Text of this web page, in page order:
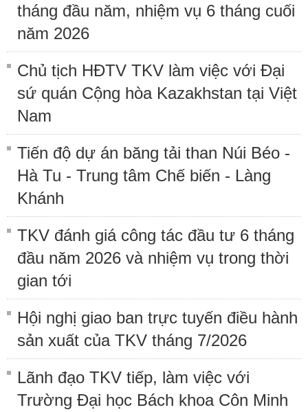
tháng đầu năm, nhiệm vụ 6 tháng cuối
năm 2026
Chủ tịch HĐTV TKV làm việc với Đại
sứ quán Cộng hòa Kazakhstan tại Việt
Nam
Tiến độ dự án băng tải than Núi Béo -
Hà Tu - Trung tâm Chế biến - Làng
Khánh
TKV đánh giá công tác đầu tư 6 tháng
đầu năm 2026 và nhiệm vụ trong thời
gian tới
Hội nghị giao ban trực tuyến điều hành
sản xuất của TKV tháng 7/2026
Lãnh đạo TKV tiếp, làm việc với
Trường Đại học Bách khoa Côn Minh